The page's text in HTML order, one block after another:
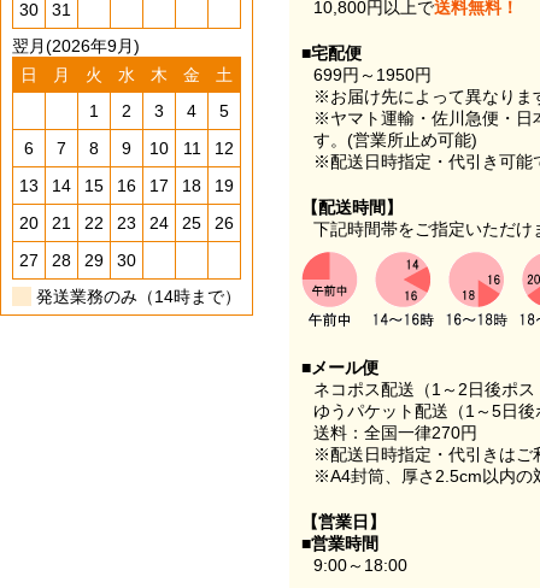
30
31
翌月(2026年9月)
日
月 火 水 木 金
土
1
2 3 4
5
6
7 8 9 10 11
12
13
14 15 16 17 18
19
20
21 22 23 24 25
26
27
28 29
30
発送業務のみ（14時まで）
10,800円以上で送料無料！
■宅配便
699円～1950円
※お届け先によって異なりま
※ヤマト運輸・佐川急便・日
す。(営業所止め可能)
※配送日時指定・代引き可能
【配送時間】
下記時間帯をご指定いただけ
■メール便
ネコポス配送（1～2日後ポ
ゆうパケット配送（1～5日
送料：全国一律270円
※配送日時指定・代引きはご
※A4封筒、厚さ2.5cm以内の
【営業日】
■営業時間
9:00～18:00